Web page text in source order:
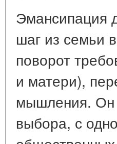
Эмансипация
шаг из семьи
поворот
и матери),
мышления. Он
выбора, с